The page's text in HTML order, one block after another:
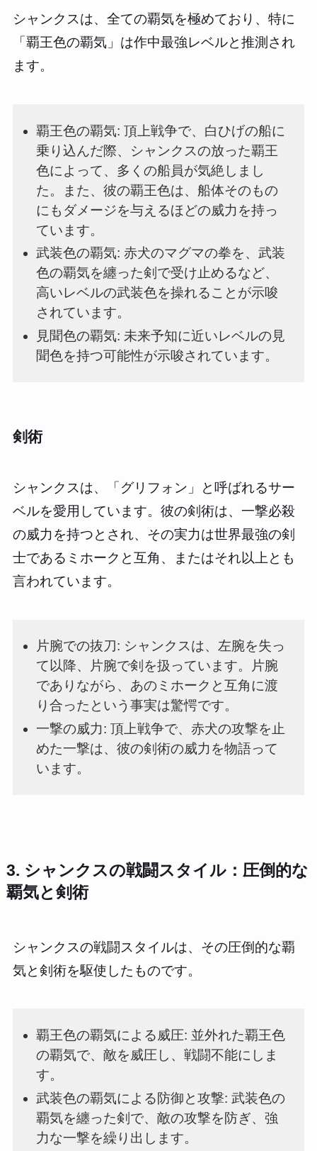
シャンクスは、全ての覇気を極めており、特に
「覇王色の覇気」は作中最強レベルと推測され
ます。
覇王色の覇気: 頂上戦争で、白ひげの船に
乗り込んだ際、シャンクスの放った覇王
色によって、多くの船員が気絶しまし
た。また、彼の覇王色は、船体そのもの
にもダメージを与えるほどの威力を持っ
ています。
武装色の覇気: 赤犬のマグマの拳を、武装
色の覇気を纏った剣で受け止めるなど、
高いレベルの武装色を操れることが示唆
されています。
見聞色の覇気: 未来予知に近いレベルの見
聞色を持つ可能性が示唆されています。
剣術
シャンクスは、「グリフォン」と呼ばれるサー
ベルを愛用しています。彼の剣術は、一撃必殺
の威力を持つとされ、その実力は世界最強の剣
士であるミホークと互角、またはそれ以上とも
言われています。
片腕での抜刀: シャンクスは、左腕を失っ
て以降、片腕で剣を扱っています。片腕
でありながら、あのミホークと互角に渡
り合ったという事実は驚愕です。
一撃の威力: 頂上戦争で、赤犬の攻撃を止
めた一撃は、彼の剣術の威力を物語って
います。
3. シャンクスの戦闘スタイル：圧倒的な
覇気と剣術
シャンクスの戦闘スタイルは、その圧倒的な覇
気と剣術を駆使したものです。
覇王色の覇気による威圧: 並外れた覇王色
の覇気で、敵を威圧し、戦闘不能にしま
す。
武装色の覇気による防御と攻撃: 武装色の
覇気を纏った剣で、敵の攻撃を防ぎ、強
力な一撃を繰り出します。